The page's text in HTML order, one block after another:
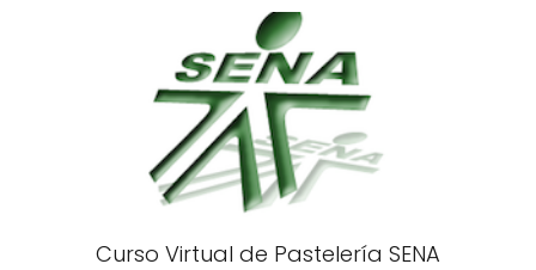
Curso Virtual de Pastelería SENA